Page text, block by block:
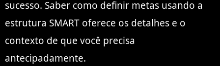
sucesso. Saber como definir metas usando a
estrutura SMART oferece os detalhes e o
contexto de que você precisa
antecipadamente.